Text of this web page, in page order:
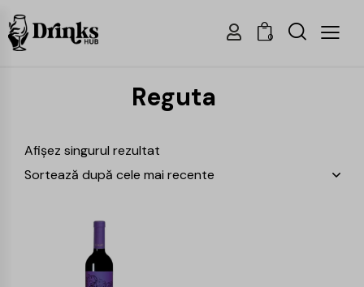
0
Reguta
Afișez singurul rezultat